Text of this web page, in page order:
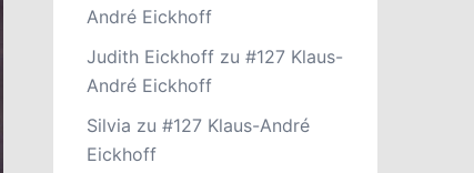
André Eickhoff
Judith Eickhoffzu #127 Klaus-
André Eickhoff
Silvia zu #127 Klaus-André
Eickhoff